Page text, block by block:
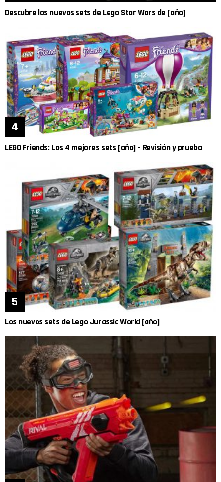
Descubre los nuevos sets de Lego Star Wars de [año]
LEGO Friends: Los 4 mejores sets [año] – Revisión y prueba
Los nuevos sets de Lego Jurassic World [año]